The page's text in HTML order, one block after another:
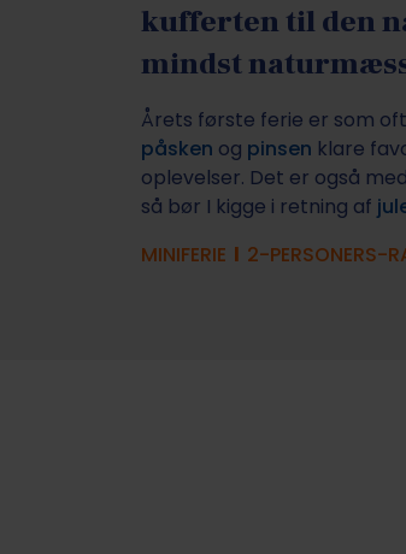
kufferten til den
mindst
Årets første ferie er som
påsken og pinsen klare
oplevelser. Det er også
så bør I kigge i retning af
MINIFERIE l 2-PERSONERS-